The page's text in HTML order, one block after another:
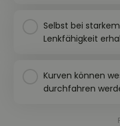
Selbst bei
Lenkfähigkeit
Kurven können
durchfahren